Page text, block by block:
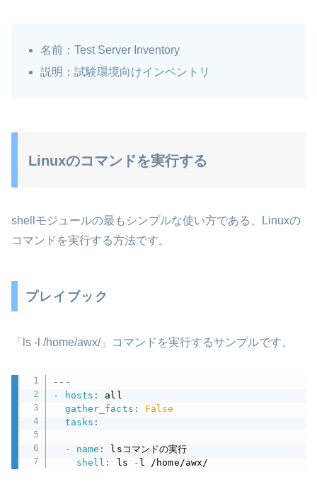
名前：Test Server Inventory
説明：試験環境向けインベントリ
Linuxのコマンドを実行する
shellモジュールの最もシンプルな使い方である、Linuxの
コマンドを実行する方法です。
プレイブック
「ls -l /home/awx/」コマンドを実行するサンプルです。
---
-
hosts :
all
gather_facts :
False
tasks :
- name :
lsコマンドの実行
shell : ls - l /home/awx/